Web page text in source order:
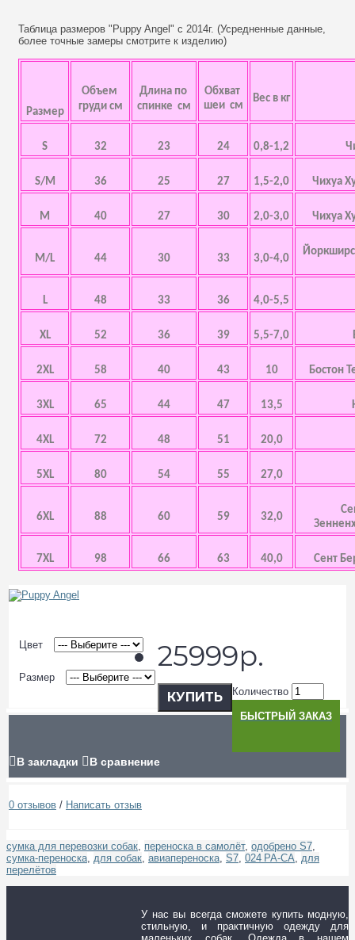
Таблица размеров "Puppy Angel" с 2014г. (Усредненные данные,
более точные замеры смотрите к изделию)
Размер
Объем
груди см
Длина по
спинке см
Обхват
шеи см
Вес в кг
S 32 23 24 0,8-1,2
S/M 36 25 27 1,5-2,0 Чихуа
M 40 27 30 2,0-3,0 Чихуа
M/L 44 30 33 3,0-4,0
L 48 33 36 4,0-5,5
XL 52 36 39 5,5-7,0
2XL 58 40 43 10 Бостон
3XL 65 44 47 13,5
4XL 72 48 51 20,0
5XL 80 54 55 27,0
6XL 88 60 59 32,0
7XL 98 66 63 40,0 Сент
Цвет
Размер
25999р.
Количество
КУПИТЬ
БЫСТРЫЙ ЗАКАЗ
В закладки В сравнение
0 отзывов / Написать отзыв
сумка для перевозки собак переноска в самолёт, одобрено S7
сумка‑переноска для собак авиапереноска S7 024 PA‑CA
для
перелётов
У нас вы всегда сможете купить модную,
стильную, и практичную одежду для